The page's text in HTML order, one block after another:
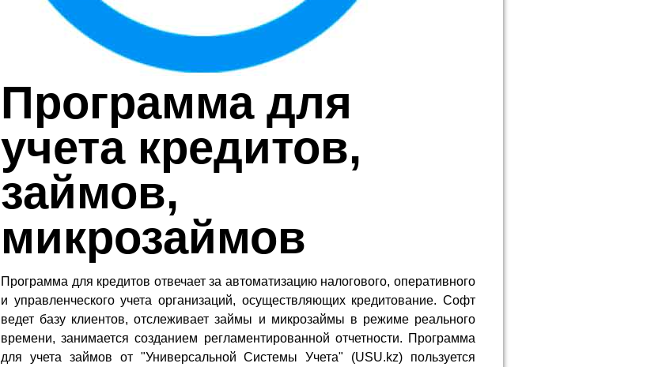
Программа для
учета кредитов,
займов,
микрозаймов
Программа для кредитов отвечает за автоматизацию налогового, оперативного
и управленческого учета организаций, осуществляющих кредитование. Софт
ведет базу клиентов, отслеживает займы и микрозаймы в режиме реального
времени, занимается созданием регламентированной отчетности. Программа
для учета займов от "Универсальной Системы Учета" (USU.kz) пользуется